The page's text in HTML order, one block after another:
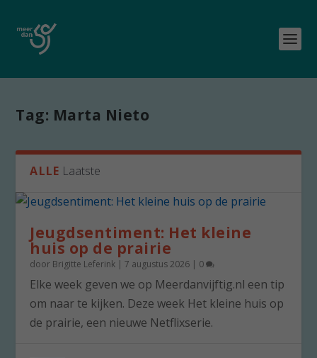
Tag: Marta Nieto
ALLE Laatste
Jeugdsentiment: Het kleine
huis op de prairie
door Brigitte Leferink |7 augustus 2026 | 0
Elke week geven we op Meerdanvijftig.nl een tip
om naar te kijken. Deze week Het kleine huis op
de prairie, een nieuwe Netflixserie.